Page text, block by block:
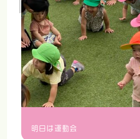
明日は運動会